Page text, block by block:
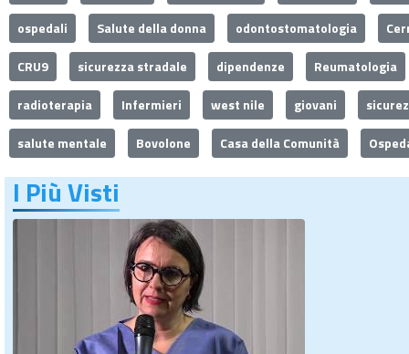
ospedali
Salute della donna odontostomatologia
CRU9
sicurezza stradale dipendenze
Reumatologia
radioterapia
Infermieri west nile giovani
salute mentale
Bovolone Casa della Comunità
I Più Visti